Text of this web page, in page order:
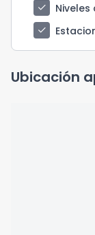
check
check
Ubicación